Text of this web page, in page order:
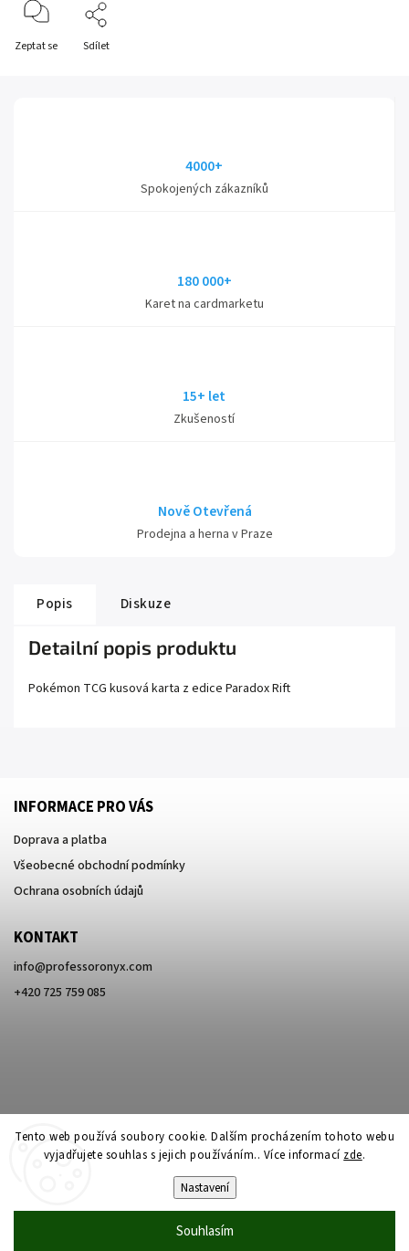
Tento web používá soubory cookie. Dalším procházením tohoto webu
vyjadřujete souhlas s jejich používáním.. Více informací zde.
Nastavení
Souhlasím
Zeptat se Sdílet
4000+
Spokojených zákazníků
180 000+
Karet na cardmarketu
15+ let
Zkušeností
Nově Otevřená
Prodejna a herna v Praze
Popis Diskuze
Detailní popis produktu
Pokémon TCG kusová karta z edice Paradox Rift
INFORMACE PRO VÁS
Doprava a platba
Všeobecné obchodní podmínky
Ochrana osobních údajů
KONTAKT
info@professoronyx.com
+420 725 759 085
Professor Onyx. Všechna práva vyhrazena.